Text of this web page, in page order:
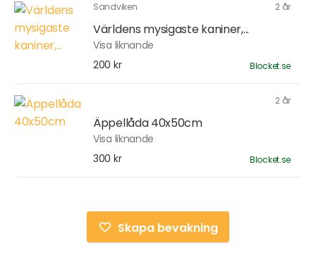
Sandviken 2 år
Världens mysigaste kaniner,...
Visa liknande
200 kr
Blocket.se
2 år
Äppellåda 40x50cm
Visa liknande
300 kr
Blocket.se
Skapa bevakning